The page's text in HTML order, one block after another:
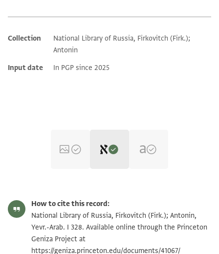
Additional metadata
Collection
National Library of Russia, Firkovitch (Firk.);
Antonin
Input date
In PGP since 2025
Matthew Dudley's digital edition (2025).
Yevr.-Arab. I 328, folio 11r
יוזן(?) אלאשרפי ולא יעמל פיה חילה אן תכון [[בוגה]]
גמורה בש׳ ית׳ תם אנה בעד דלך אלזם נפסה עלי אנה יקל
How to cite this record:
National Library of Russia, Firkovitch (Firk.); Antonin,
Yevr.-Arab. I 328. Available online through the Princeton
Geniza Project at
https://geniza.princeton.edu/documents/41067/